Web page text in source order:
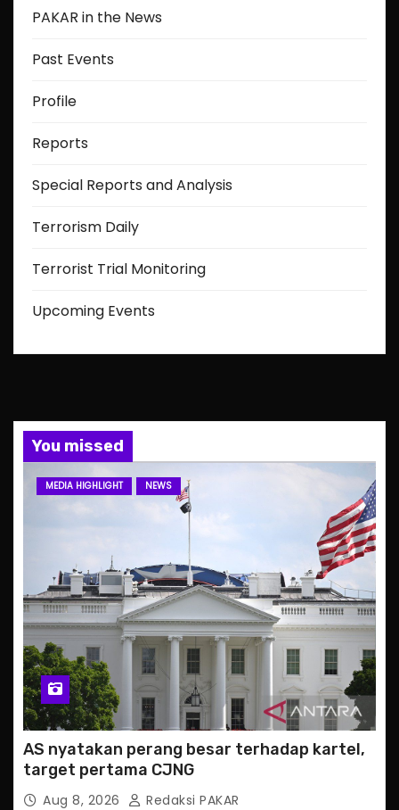
PAKAR in the News
Past Events
Profile
Reports
Special Reports and Analysis
Terrorism Daily
Terrorist Trial Monitoring
Upcoming Events
You missed
MEDIA HIGHLIGHT NEWS
AS nyatakan perang besar terhadap kartel,
target pertama CJNG
Aug 8, 2026 Redaksi PAKAR